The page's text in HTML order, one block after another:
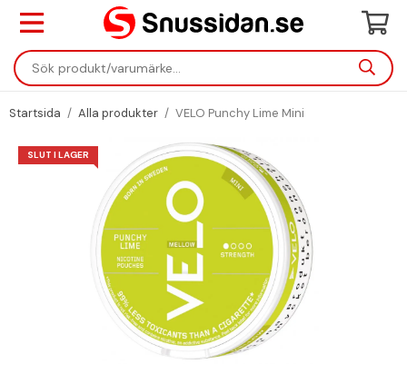
Startsida / Alla produkter / VELO Punchy Lime Mini
SLUT I LAGER